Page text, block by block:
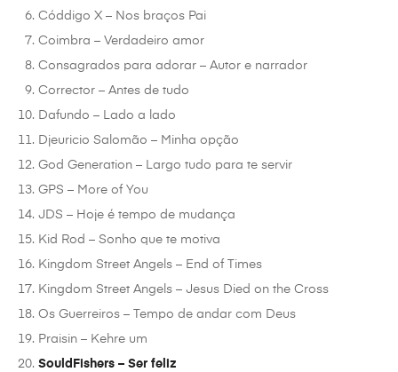
Códdigo X – Nos braços Pai
Coimbra – Verdadeiro amor
Consagrados para adorar – Autor e narrador
Corrector – Antes de tudo
Dafundo – Lado a lado
Djeuricio Salomão – Minha opção
God Generation – Largo tudo para te servir
GPS – More of You
JDS – Hoje é tempo de mudança
Kid Rod – Sonho que te motiva
Kingdom Street Angels – End of Times
Kingdom Street Angels – Jesus Died on the Cross
Os Guerreiros – Tempo de andar com Deus
Praisin – Kehre um
SouldFishers – Ser feliz